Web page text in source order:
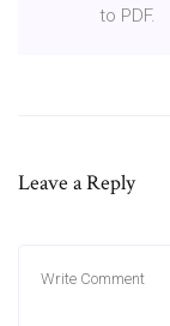
to PDF.
Leave a Reply